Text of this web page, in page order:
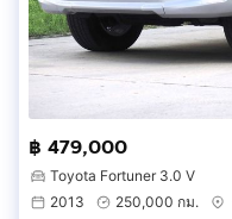
฿ 479,000
Toyota Fortuner 3.0 V
2013
250,000 กม.